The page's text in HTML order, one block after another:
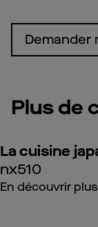
Demander
Plus de
La cuisine
nx510
En découvrir plus